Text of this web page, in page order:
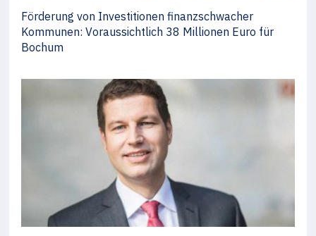
Förderung von Investitionen finanzschwacher
Kommunen: Voraussichtlich 38 Millionen Euro für
Bochum